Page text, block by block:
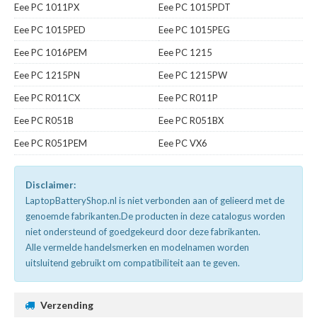
Eee PC 1011PX
Eee PC 1015PDT
Eee PC 1015PED
Eee PC 1015PEG
Eee PC 1016PEM
Eee PC 1215
Eee PC 1215PN
Eee PC 1215PW
Eee PC R011CX
Eee PC R011P
Eee PC R051B
Eee PC R051BX
Eee PC R051PEM
Eee PC VX6
Disclaimer:
LaptopBatteryShop.nl is niet verbonden aan of gelieerd met de
genoemde fabrikanten.De producten in deze catalogus worden
niet ondersteund of goedgekeurd door deze fabrikanten.
Alle vermelde handelsmerken en modelnamen worden
uitsluitend gebruikt om compatibiliteit aan te geven.
Verzending